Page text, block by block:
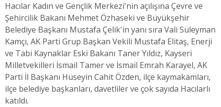
Hacılar Kadın ve Gençlik Merkezi'nin açılışına Çevre ve
Şehircilik Bakanı Mehmet Özhaseki ve Büyükşehir
Belediye Başkanı Mustafa Çelik'in yanı sıra Vali Süleyman
Kamçı, AK Parti Grup Başkan Vekili Mustafa Elitaş, Enerji
ve Tabi Kaynaklar Eski Bakanı Taner Yıldız, Kayseri
Milletvekilleri İsmail Tamer ve İsmail Emrah Karayel, AK
Parti İl Başkanı Hüseyin Cahit Özden, ilçe kaymakamları,
ilçe belediye başkanları, davetliler ve çok sayıda Hacılarlı
katıldı.